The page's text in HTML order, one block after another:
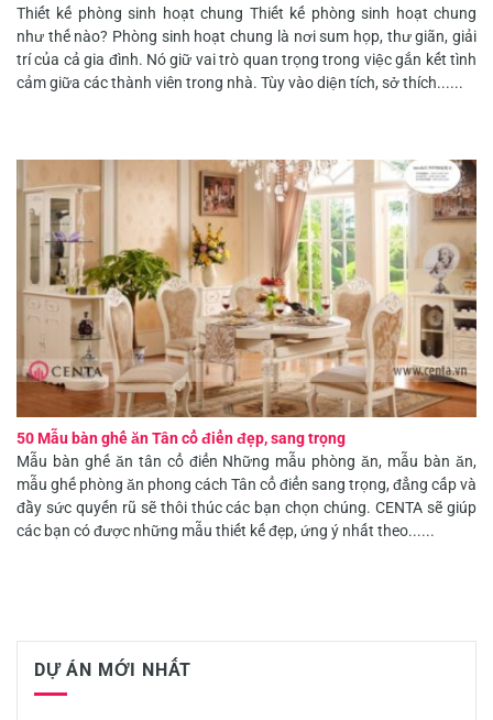
Thiết kế phòng sinh hoạt chung Thiết kế phòng sinh hoạt chung
như thế nào? Phòng sinh hoạt chung là nơi sum họp, thư giãn, giải
trí của cả gia đình. Nó giữ vai trò quan trọng trong việc gắn kết tình
cảm giữa các thành viên trong nhà. Tùy vào diện tích, sở thích......
50 Mẫu bàn ghế ăn Tân cổ điển đẹp, sang trọng
Mẫu bàn ghế ăn tân cổ điển Những mẫu phòng ăn, mẫu bàn ăn,
mẫu ghế phòng ăn phong cách Tân cổ điển sang trọng, đẳng cấp và
đầy sức quyến rũ sẽ thôi thúc các bạn chọn chúng. CENTA sẽ giúp
các bạn có được những mẫu thiết kế đẹp, ứng ý nhất theo......
DỰ ÁN MỚI NHẤT